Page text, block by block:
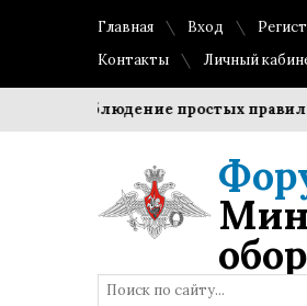
Главная Вход
Контакты
Личный
Соблюдение простых правил